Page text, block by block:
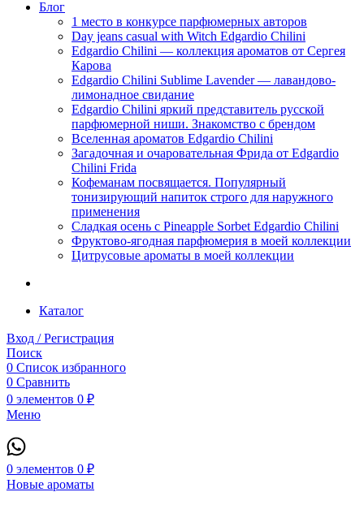
Блог
1 место в конкурсе парфюмерных авторов
Day jeans casual with Witch Edgardio Chilini
Edgardio Chilini — коллекция ароматов от Сергея
Карова
Edgardio Chilini Sublime Lavender — лавандово-
лимонадное свидание
Edgardio Chilini яркий представитель русской
парфюмерной ниши. Знакомство с брендом
Вселенная ароматов Edgardio Chilini
Загадочная и очаровательная Фрида от Edgardio
Chilini Frida
Кофеманам посвящается. Популярный
тонизирующий напиток строго для наружного
применения
Сладкая осень с Pineapple Sorbet Edgardio Chilini
Фруктово-ягодная парфюмерия в моей коллекции
​Цитрусовые ароматы в моей коллекции
Каталог
Вход / Регистрация
Поиск
0 Список избранного
0 Сравнить
0 элементов 0 ₽
Меню
0 элементов 0 ₽
Новые ароматы